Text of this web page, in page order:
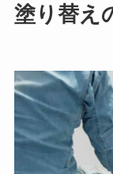
塗り替え